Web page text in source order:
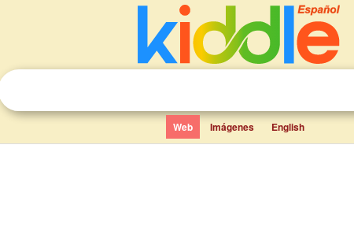
Web Imágenes English